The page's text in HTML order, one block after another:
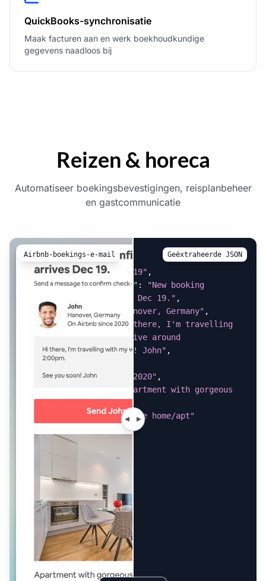
QuickBooks-synchronisatie
Maak facturen aan en werk boekhoudkundige
gegevens naadloos bij
Reizen & horeca
Automatiseer boekingsbevestigingen, reisplanbeheer
en gastcommunicatie
{
"arrival_date": "Dec 19" ,
"booking_confirmation" :
"New booking
confirmed! John arrives Dec 19." ,
"guest_location"
"Hanover, Germany" ,
"guest_message": "Hi there, I'm travelling
with my wife, we'll arrive around
2:00pm.\n\nSee you soon! John" ,
"guest_name"
"membership_since"
"2020" ,
"Apartment with gorgeous
view"
"property_type": "Entire home/apt"
Airbnb-boekings-e-mail Geëxtraheerde JSON